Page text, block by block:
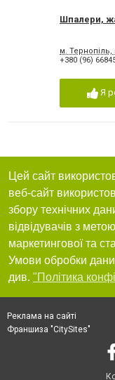
Шпалери,
м.
+380 (96)
Я
Цей сайт
веб-сайт
збору технічних
відвідувачів з
маркетингової та
Умови обробки
див. "Політика
Реклама на сайті
Франшиза "CitySites"